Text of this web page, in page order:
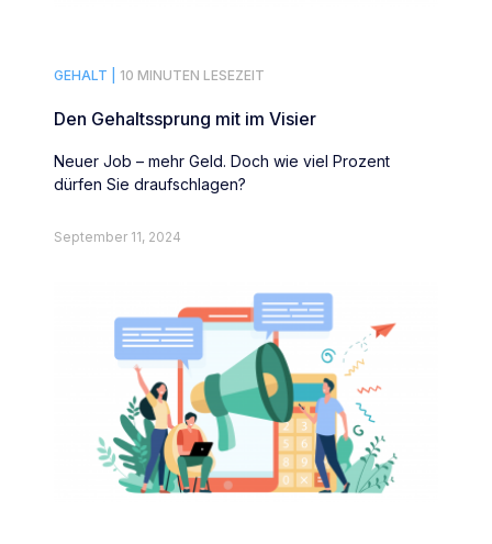
GEHALT | 10 MINUTEN LESEZEIT
Den Gehaltssprung mit im Visier
Neuer Job – mehr Geld. Doch wie viel Prozent
dürfen Sie draufschlagen?
September 11, 2024